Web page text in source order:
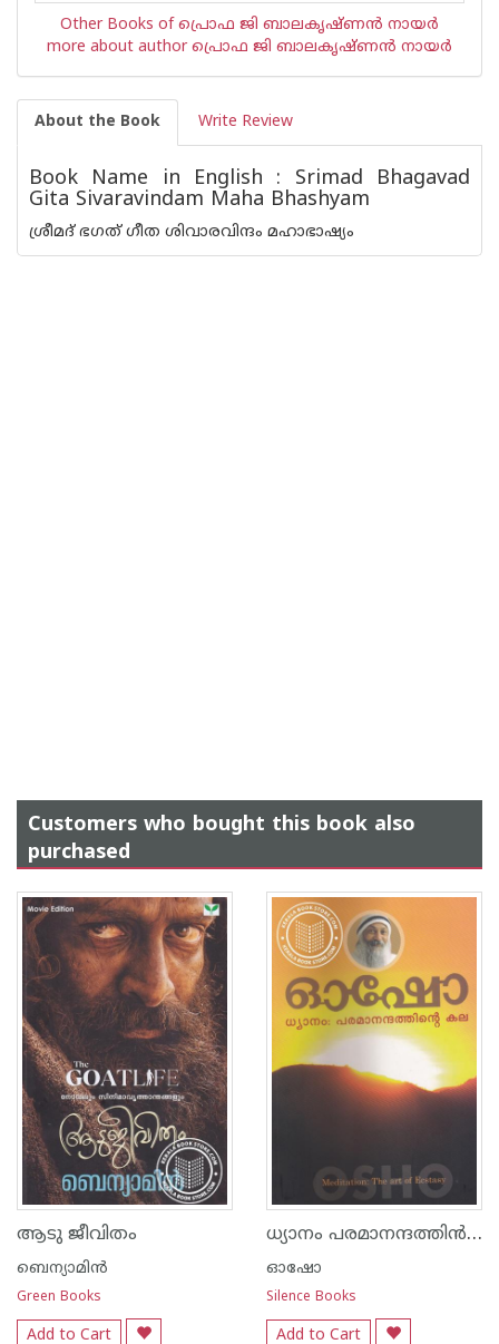
Other Books of പ്രൊഫ ജി ബാലകൃഷ്ണന്‍ നായര്‍
more about author പ്രൊഫ ജി ബാലകൃഷ്ണന്‍ നായര്‍
About the Book Write Review
Book Name in English : Srimad Bhagavad
Gita Sivaravindam Maha Bhashyam
ശ്രീമദ് ഭഗത് ഗീത ശിവാരവിന്ദം മഹാഭാഷ്യം
Customers who bought this book also
purchased
ആടു ജീവിതം
ബെന്യാമിന്‍
Green Books
Add to Cart
ധ്യാനം പരമാനന്ദത്തി‌ന്‍ കല
ഓഷോ
Silence Books
Add to Cart